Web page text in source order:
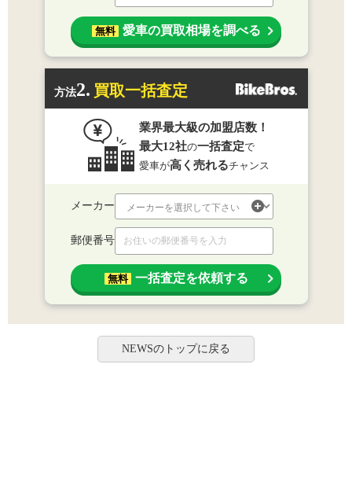
無料 愛車の買取相場を調べる
方法2. 買取一括査定
業界最大級の加盟店数！
最大12社の一括査定で
愛車が高く売れるチャンス
メーカー
郵便番号
無料 一括査定を依頼する
NEWSのトップに戻る